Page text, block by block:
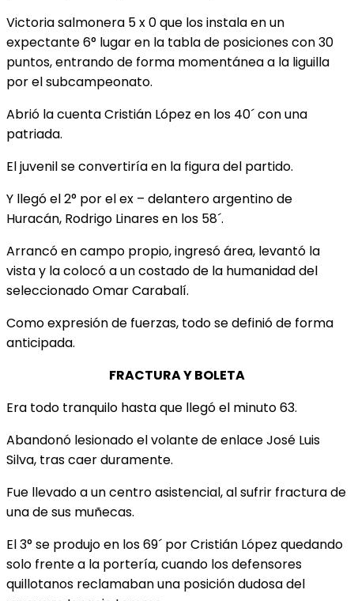
Victoria salmonera 5 x 0 que los instala en un
expectante 6° lugar en la tabla de posiciones con 30
puntos, entrando de forma momentánea a la liguilla
por el subcampeonato.
Abrió la cuenta Cristián López en los 40´ con una
patriada.
El juvenil se convertiría en la figura del partido.
Y llegó el 2° por el ex – delantero argentino de
Huracán, Rodrigo Linares en los 58´.
Arrancó en campo propio, ingresó área, levantó la
vista y la colocó a un costado de la humanidad del
seleccionado Omar Carabalí.
Como expresión de fuerzas, todo se definió de forma
anticipada.
FRACTURA Y BOLETA
Era todo tranquilo hasta que llegó el minuto 63.
Abandonó lesionado el volante de enlace José Luis
Silva, tras caer duramente.
Fue llevado a un centro asistencial, al sufrir fractura de
una de sus muñecas.
El 3° se produjo en los 69´ por Cristián López quedando
solo frente a la portería, cuando los defensores
quillotanos reclamaban una posición dudosa del